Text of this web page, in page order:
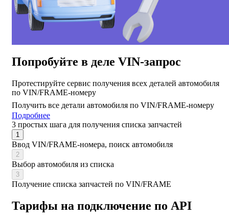
Попробуйте в деле VIN-запрос
Протестируйте сервис получения всех деталей автомобиля
по VIN/FRAME-номеру
Получить все детали автомобиля по VIN/FRAME-номеру
Подробнее
3 простых шага для получения списка запчастей
1
Ввод VIN/FRAME-номера, поиск автомобиля
2
Выбор автомобиля из списка
3
Получение списка запчастей по VIN/FRAME
Тарифы на подключение по API